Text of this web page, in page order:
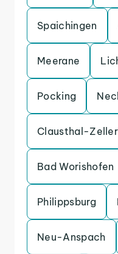
Spaichingen
Meerane
Pocking
Clausthal-
Bad Worishofen
Philippsburg
Neu-Anspach